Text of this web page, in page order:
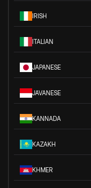
IRISH
ITALIAN
JAPANESE
JAVANESE
KANNADA
KAZAKH
KHMER